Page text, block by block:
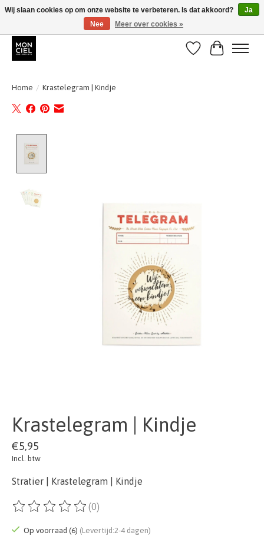
BE + NL : GRATIS VERZENDING van 31/07 t;e.m. 17/8
Verlanglijst
Home / Krastelegram | Kindje
Krastelegram | Kindje
€5,95
Incl. btw
Stratier | Krastelegram | Kindje
De beoordeling van dit product is
(0)
Op voorraad (6) (Levertijd:2-4 dagen)
Wij slaan cookies op om onze website te verbeteren. Is dat akkoord?
Ja
Nee
Meer over cookies »